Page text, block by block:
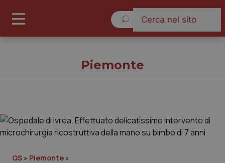
Piemonte
QS » Piemonte »